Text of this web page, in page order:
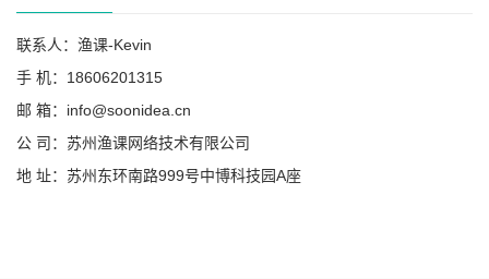
联系人：渔课-Kevin
手 机：18606201315
邮 箱：info@soonidea.cn
公 司：苏州渔课网络技术有限公司
地 址：苏州东环南路999号中博科技园A座